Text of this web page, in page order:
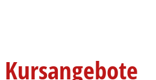
Kursangebote